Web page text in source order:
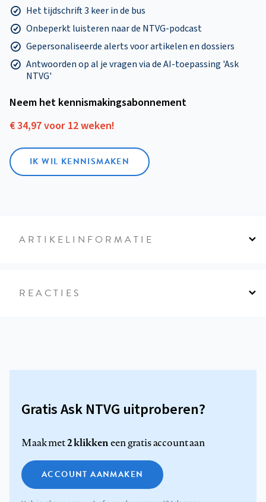
Het tijdschrift 3 keer in de bus
Onbeperkt luisteren naar de NTVG-podcast
Gepersonaliseerde alerts voor artikelen en dossiers
Antwoorden op al je vragen via de AI-toepassing 'Ask
NTVG'
Neem het kennismakings­abonnement
€ 34,97 voor 12 weken!
IK WIL KENNISMAKEN
ARTIKELINFORMATIE
REACTIES
Gratis Ask NTVG uitproberen?
Maak met2 klikkeneen gratis account aan
ACCOUNT AANMAKEN